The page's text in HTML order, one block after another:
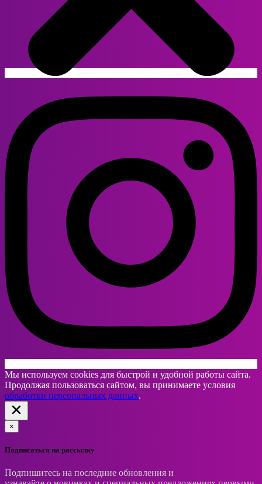
Мы используем cookies для быстрой и удобной работы сайта.
Продолжая пользоваться сайтом, вы принимаете условия
обработки персональных данных.
×
Подписаться на рассылку
Подпишитесь на последние обновления и